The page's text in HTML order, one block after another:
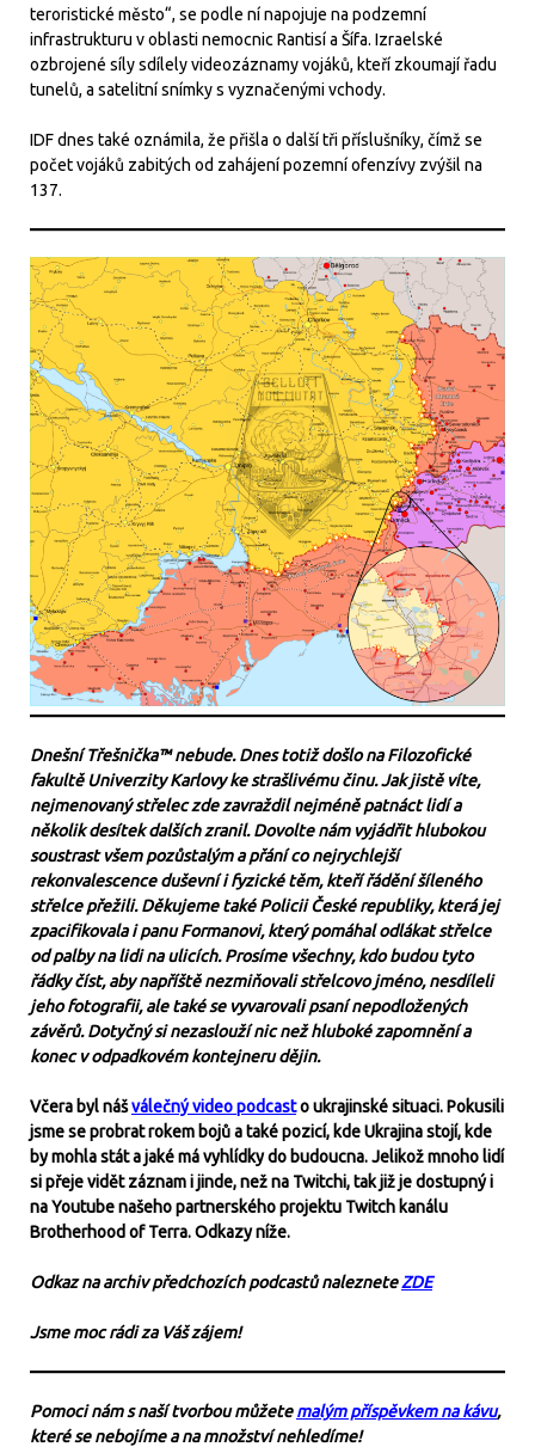
teroristické město“, se podle ní napojuje na podzemní
infrastrukturu v oblasti nemocnic Rantisí a Šífa. Izraelské
ozbrojené síly sdílely videozáznamy vojáků, kteří zkoumají řadu
tunelů, a satelitní snímky s vyznačenými vchody.
IDF dnes také oznámila, že přišla o další tři příslušníky, čímž se
počet vojáků zabitých od zahájení pozemní ofenzívy zvýšil na
137.
Dnešní Třešnička™ nebude. Dnes totiž došlo na Filozofické
fakultě Univerzity Karlovy ke strašlivému činu. Jak jistě víte,
nejmenovaný střelec zde zavraždil nejméně patnáct lidí a
několik desítek dalších zranil. Dovolte nám vyjádřit hlubokou
soustrast všem pozůstalým a přání co nejrychlejší
rekonvalescence duševní i fyzické těm, kteří řádění šíleného
střelce přežili. Děkujeme také Policii České republiky, která jej
zpacifikovala i panu Formanovi, který pomáhal odlákat střelce
od palby na lidi na ulicích. Prosíme všechny, kdo budou tyto
řádky číst, aby napříště nezmiňovali střelcovo jméno, nesdíleli
jeho fotografii, ale také se vyvarovali psaní nepodložených
závěrů. Dotyčný si nezaslouží nic než hluboké zapomnění a
konec v odpadkovém kontejneru dějin.
Včera byl nášválečný video podcasto ukrajinské situaci. Pokusili
jsme se probrat rokem bojů a také pozicí, kde Ukrajina stojí, kde
by mohla stát a jaké má vyhlídky do budoucna. Jelikož mnoho lidí
si přeje vidět záznam i jinde, než na Twitchi, tak již je dostupný i
na Youtube našeho partnerského projektu Twitch kanálu
Brotherhood of Terra. Odkazy níže.
Odkaz na archiv předchozích podcastů nalezneteZDE
Jsme moc rádi za Váš zájem!
Pomoci nám s naší tvorbou můžetemalým příspěvkem na kávu,
které se nebojíme a na množství nehledíme!